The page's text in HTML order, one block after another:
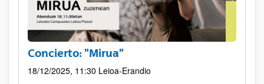
Concierto: "Mirua"
18/12/2025, 11:30 Leioa-Erandio